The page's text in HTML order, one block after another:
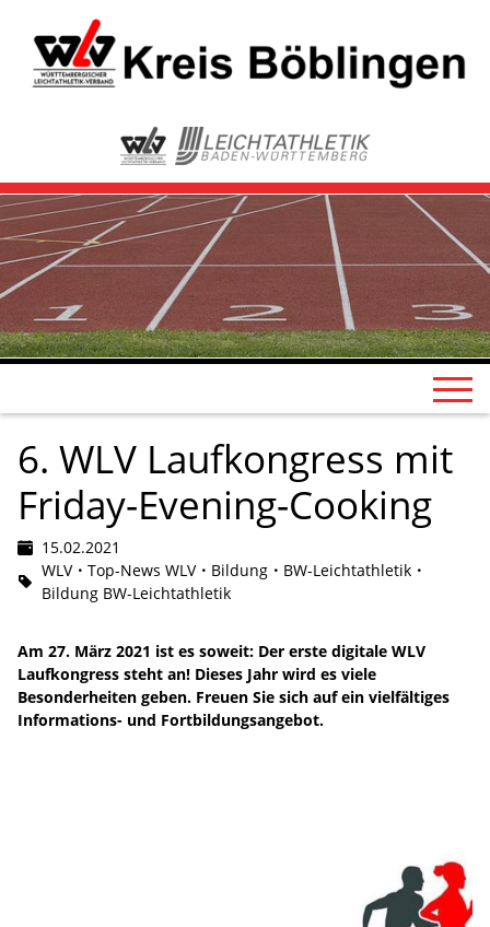
6. WLV Laufkongress mit
Friday-Evening-Cooking
15.02.2021
WLV
Top-News WLV Bildung
BW-Leichtathletik
Bildung BW-Leichtathletik
Am 27. März 2021 ist es soweit: Der erste digitale WLV
Laufkongress steht an! Dieses Jahr wird es viele
Besonderheiten geben. Freuen Sie sich auf ein vielfältiges
Informations- und Fortbildungsangebot.